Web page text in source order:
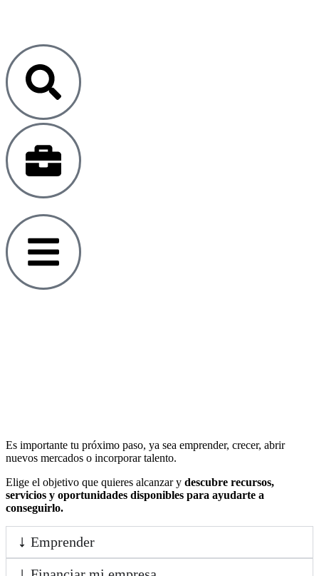
Es importante tu próximo paso, ya sea emprender, crecer, abrir
nuevos mercados o incorporar talento.
Elige el objetivo que quieres alcanzar y descubre recursos,
servicios y oportunidades disponibles para ayudarte a
conseguirlo.
Emprender